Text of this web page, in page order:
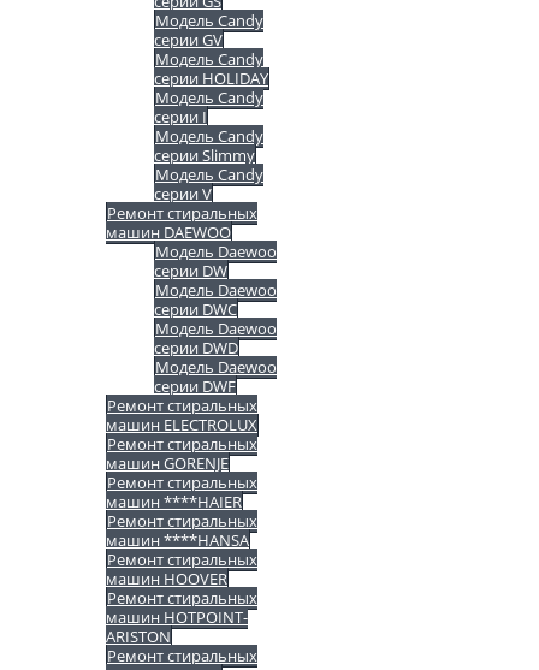
Модель Candy
серии GV
Модель Candy
серии HOLIDAY
Модель Candy
серии I
Модель Candy
серии Slimmy
Модель Candy
серии V
Ремонт стиральных
машин DAEWOO
Модель Daewoo
серии DW
Модель Daewoo
серии DWC
Модель Daewoo
серии DWD
Модель Daewoo
серии DWF
Ремонт стиральных
машин ELECTROLUX
Ремонт стиральных
машин GORENJE
Ремонт стиральных
машин ****HAIER
Ремонт стиральных
машин ****HANSA
Ремонт стиральных
машин HOOVER
Ремонт стиральных
машин HOTPOINT-
ARISTON
Ремонт стиральных